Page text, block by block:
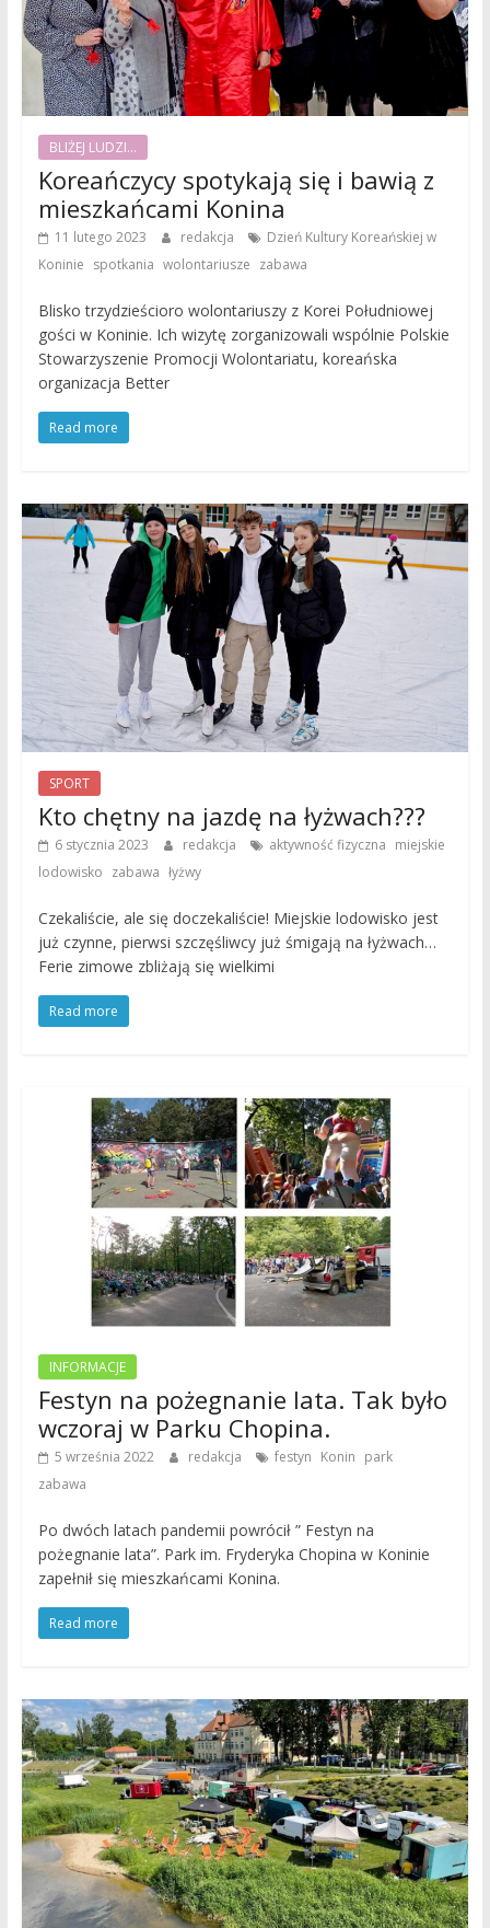
BLIŻEJ LUDZI...
Koreańczycy spotykają się i bawią z
mieszkańcami Konina
11 lutego 2023 redakcja
Dzień Kultury Koreańskiej w
Koninie spotkania wolontariusze zabawa
Blisko trzydzieścioro wolontariuszy z Korei Południowej
gości w Koninie. Ich wizytę zorganizowali wspólnie Polskie
Stowarzyszenie Promocji Wolontariatu, koreańska
organizacja Better
Read more
SPORT
Kto chętny na jazdę na łyżwach???
6 stycznia 2023 redakcja aktywność fizyczna miejskie
lodowisko zabawa łyżwy
Czekaliście, ale się doczekaliście! Miejskie lodowisko jest
już czynne, pierwsi szczęśliwcy już śmigają na łyżwach…
Ferie zimowe zbliżają się wielkimi
Read more
INFORMACJE
Festyn na pożegnanie lata. Tak było
wczoraj w Parku Chopina.
5 września 2022 redakcja festyn Konin park,
zabawa
Po dwóch latach pandemii powrócił ” Festyn na
pożegnanie lata”. Park im. Fryderyka Chopina w Koninie
zapełnił się mieszkańcami Konina.
Read more